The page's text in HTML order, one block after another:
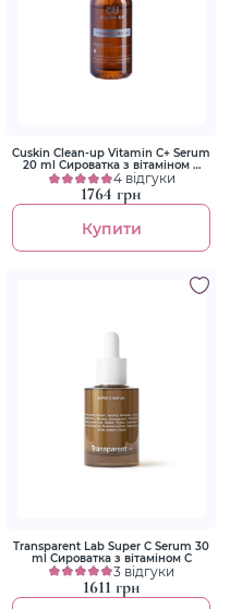
Cuskin Clean-up Vitamin C+ Serum
20 ml Сироватка з вітаміном С
4,5%4 відгуки
1764 грн
Купити
Transparent Lab Super C Serum 30
ml Сироватка з вітаміном С
3 відгуки
1611 грн